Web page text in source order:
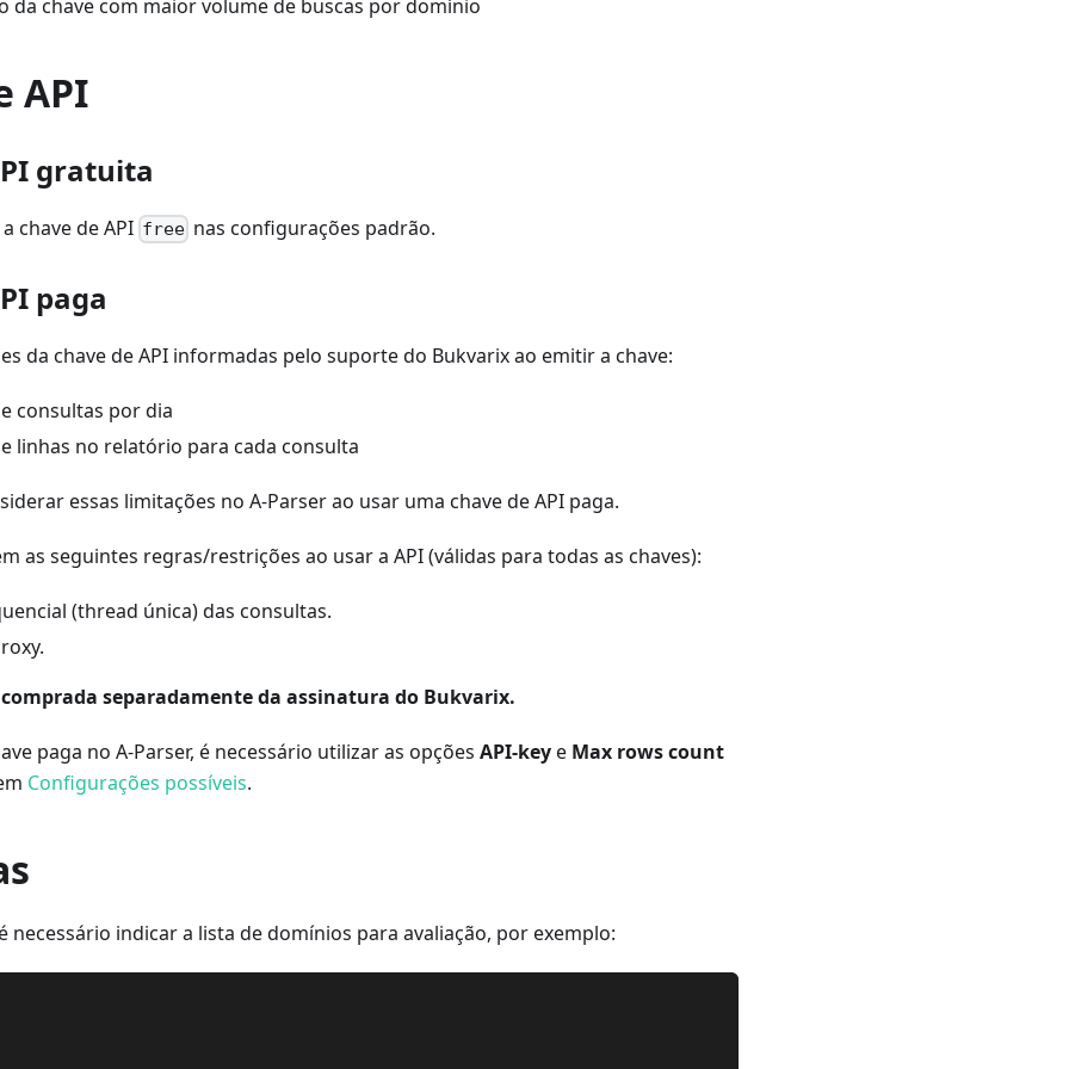
da chave com maior volume de buscas por domínio
API
gratuita
chave de API free nas configurações padrão.
paga
da chave de API informadas pelo suporte do Bukvarix ao emitir a chave:
consultas por dia
linhas no relatório para cada consulta
essas limitações no A-Parser ao usar uma chave de API paga.
as seguintes regras/restrições ao usar a API (válidas para todas as chaves):
(thread única) das consultas.
comprada separadamente da assinatura do Bukvarix.
paga no A-Parser, é necessário utilizar as opções API-keye Max rows count
Configurações possíveis.
necessário indicar a lista de domínios para avaliação, por exemplo: